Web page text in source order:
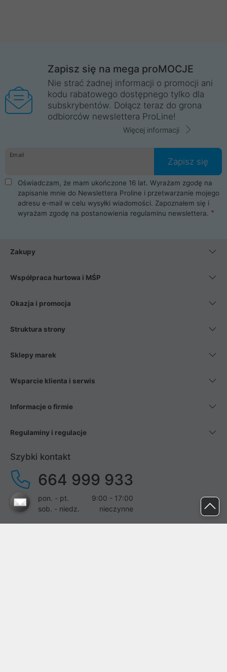
Zapisz się na mega proMOCJE
Nie strać żadnej informacji o promocji ani
kodu rabatowego dostępnego tylko dla
subskrybentów. Dołącz teraz do grona
odbiorców newslettera ProLine!
Więcej informacji
Email
Zapisz się
Oświadczam, że mam ukończone 16 lat. Wyrażam zgodę na
zapisanie mnie do Newslettera Proline i przetwarzanie mojego
adresu e-mail w celu wysyłki wiadomości. Zapoznałem się i
wyrażam zgodę na postanowienia regulaminu newslettera.
Zakupy
Współpraca hurtowa i MŚP
Okazja i promocja
Struktura strony
Sklepy marek
Wsparcie klienta i serwis
Informacje o firmie
Regulaminy i regulacje
Szybki kontakt
664 999 933
pon. - pt.
9:00 - 17:00
sob. - niedz.
nieczynne